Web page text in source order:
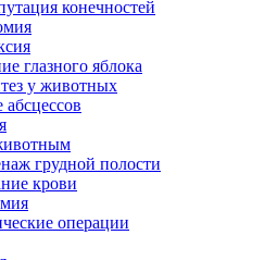
конечностей
глазного яблока
у животных
грудной полости
крови
операции